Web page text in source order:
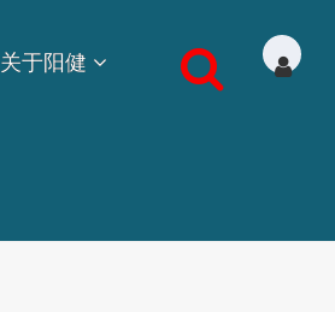
关于阳健